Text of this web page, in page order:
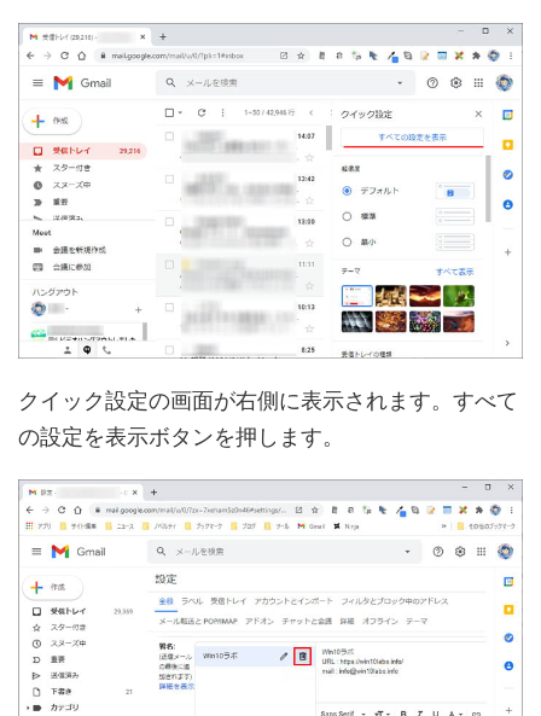
クイック設定の画面が右側に表示されます。すべて
の設定を表示ボタンを押します。